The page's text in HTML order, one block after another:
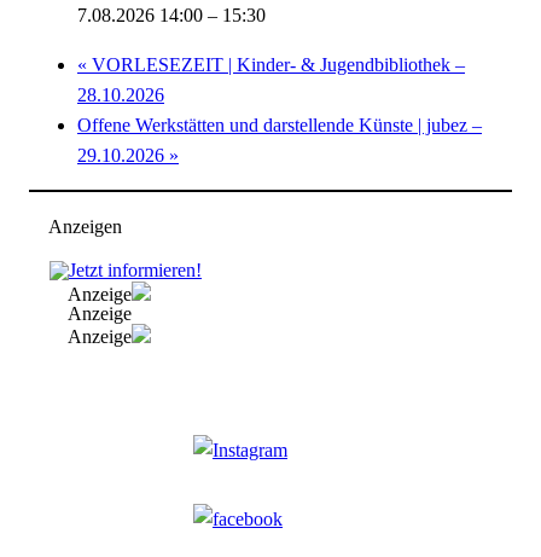
7.08.2026 14:00 – 15:30
« VORLESEZEIT | Kinder- & Jugendbibliothek –
28.10.2026
Offene Werkstätten und darstellende Künste | jubez –
29.10.2026 »
Anzeigen
Anzeige
Anzeige
Anzeige